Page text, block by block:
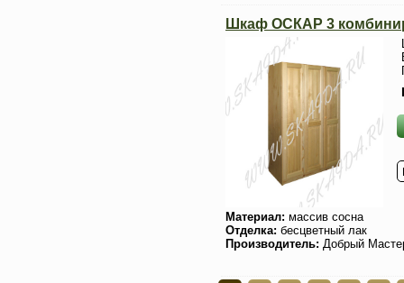
Шкаф ОСКАР 3
Материал: массив сосна
Отделка: бесцветный лак
Производитель: Добрый